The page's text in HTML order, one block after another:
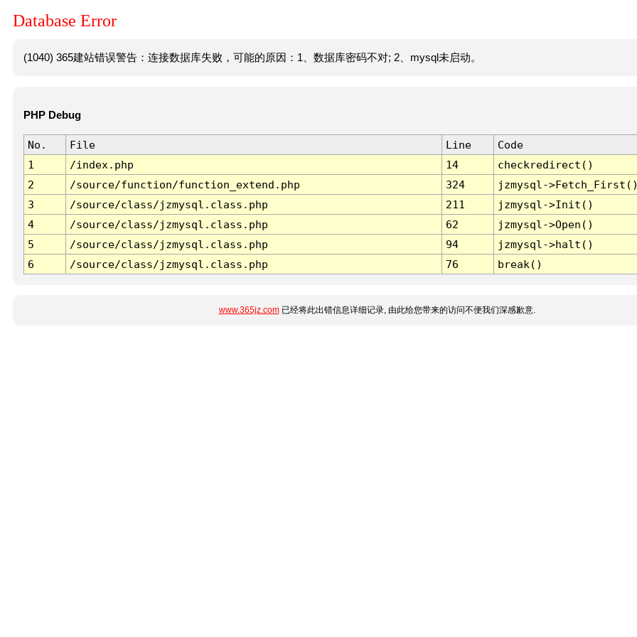
Database Error
(1040) 365建站错误警告：连接数据库失败，可能的原因：1、数据库密码不对; 2、mysql未启动。
PHP Debug
No. File Line
Code
1
/index.php 14
checkredirect()
2
/source/function/function_extend.php 324
jzmysql-
3
/source/class/jzmysql.class.php 211
jzmysql->Init()
4
/source/class/jzmysql.class.php 62
jzmysql->Open()
5
/source/class/jzmysql.class.php 94
jzmysql->halt()
6
/source/class/jzmysql.class.php 76 break()
www.365jz.com已经将此出错信息详细记录, 由此给您带来的访问不便我们深感歉意.